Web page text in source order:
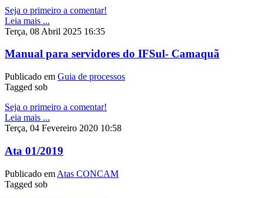
Seja o primeiro a comentar!
Leia mais ...
Terça, 08 Abril 2025 16:35
Manual para servidores do IFSul- Camaquã
Publicado em Guia de processos
Tagged sob
Seja o primeiro a comentar!
Leia mais ...
Terça, 04 Fevereiro 2020 10:58
Ata 01/2019
Publicado em Atas CONCAM
Tagged sob